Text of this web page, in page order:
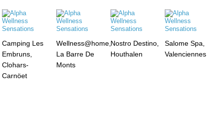
Camping Les
Embruns,
Clohars-
Carnöet
Wellness@home,
La Barre De
Monts
Nostro Destino,
Houthalen
Salome Spa,
Valenciennes